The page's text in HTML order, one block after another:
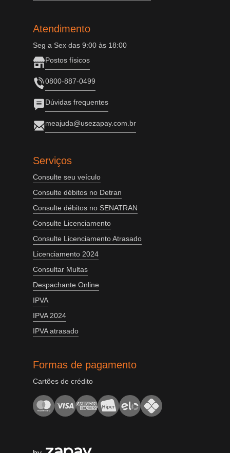
Atendimento
Seg a Sex das 9:00 às 18:00
Postos físicos
0800-887-0499
Dúvidas frequentes
meajuda@usezapay.com.br
Serviços
Consulte seu veículo
Consulte débitos no Detran
Consulte débitos no SENATRAN
Consulte Licenciamento
Consulte Licenciamento Atrasado
Licenciamento 2024
Consultar Multas
Despachante Online
IPVA
IPVA 2024
IPVA atrasado
Formas de pagamento
Cartões de crédito